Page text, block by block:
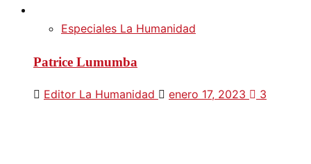
Especiales La Humanidad
Patrice Lumumba
Editor La Humanidad enero 17, 2023 3